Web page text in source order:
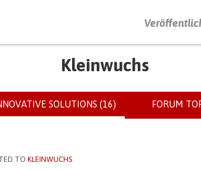
DRÜCKEN SIE AUF ENTER UM DIE SUCHE ZU STARTEN
Kleinwuchs
SOLUTIONS (16)(ACTIVE
TAB)
FORUM
TO KLEINWUCHS